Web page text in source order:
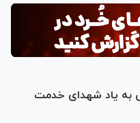
به یاد شهدای خدمت